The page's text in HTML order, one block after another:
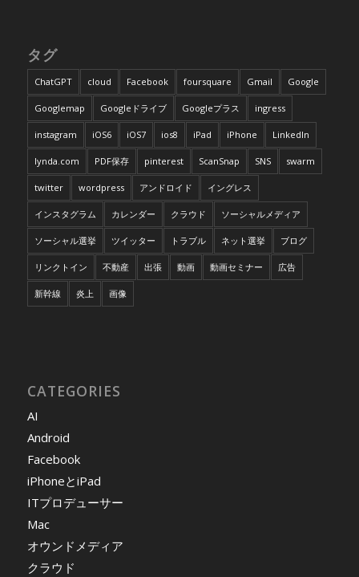
タグ
ChatGPT cloud Facebook foursquare Gmail Google
Googlemap Googleドライブ Googleプラス ingress
instagram iOS6 iOS7 ios8 iPad iPhone LinkedIn
lynda.com PDF保存 pinterest ScanSnap SNS swarm
twitter wordpress アンドロイド イングレス
インスタグラム カレンダー クラウド ソーシャルメディア
ソーシャル選挙 ツイッター トラブル ネット選挙 ブログ
リンクトイン 不動産 出張 動画 動画セミナー 広告
新幹線 炎上 画像
CATEGORIES
AI
Android
Facebook
iPhoneとiPad
ITプロデューサー
Mac
オウンドメディア
クラウド